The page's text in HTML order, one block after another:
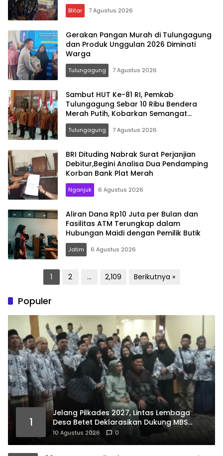
Blitar 7 Agustus 2026
Gerakan Pangan Murah di Tulungagung
dan Produk Unggulan 2026 Diminati
Warga
Tulungagung 7 Agustus 2026
Sambut HUT Ke-81 RI, Pemkab
Tulungagung Sebar 10 Ribu Bendera
Merah Putih, Kobarkan Semangat
Nasionalisme Hingga Pelosok Desa
Tulungagung 7 Agustus 2026
BRI Dituding Nabrak Surat Perjanjian
Debitur,Begini Analisa Dua Pendamping
Korban Bank Plat Merah
Nganjuk 6 Agustus 2026
Aliran Dana Rp10 Juta per Bulan dan
Fasilitas ATM Terungkap dalam
Hubungan Maidi dengan Pemilik Butik
Jatim 6 Agustus 2026
Paginasi1 2 … 2,109 Berikutnya »
Populer
1
Jelang Pilkades 2027, Lintas Lembaga
Desa Betet Deklarasikan Dukung MBS
100%, Ini Faktanya…
10 Agustus 2026 0